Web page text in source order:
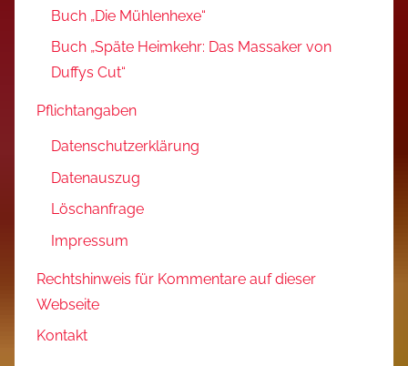
Buch „Die Mühlenhexe“
Buch „Späte Heimkehr: Das Massaker von
Duffys Cut“
Pflichtangaben
Datenschutzerklärung
Datenauszug
Löschanfrage
Impressum
Rechtshinweis für Kommentare auf dieser
Webseite
Kontakt